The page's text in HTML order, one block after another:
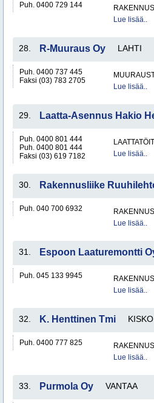
Puh. 0400 729 144
Lue lisää..
28. R-Muuraus Oy LAHTI
Puh. 0400 737 445
Faksi (03) 783 2705
Lue lisää..
29. Laatta-Asennus Hakio
Puh. 0400 801 444
Puh. 0400 801 444
Faksi (03) 619 7182
Lue lisää..
30. Rakennusliike
Puh. 040 700 6932
Lue lisää..
31. Espoon Laaturemontti
Puh. 045 133 9945
Lue lisää..
32. K. Henttinen Tmi KISKO
Puh. 0400 777 825
Lue lisää..
33. Purmola Oy VANTAA